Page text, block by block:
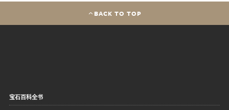
BACK TO TOP
宝石百科全书